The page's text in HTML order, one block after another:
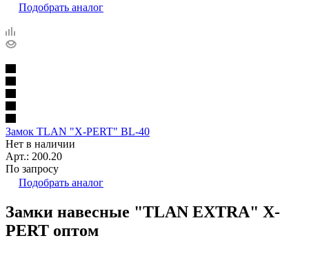
Подобрать аналог
Замок TLAN "X-PERT" BL-40
Нет в наличии
Арт.: 200.20
По запросу
Подобрать аналог
Замки навесные "TLAN EXTRA" X-
PERT оптом